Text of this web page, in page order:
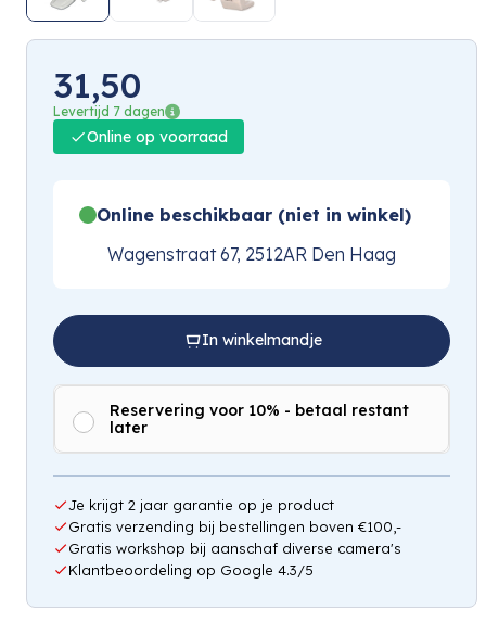
31,50
Levertijd 7 dagen
Online op voorraad
Online beschikbaar (niet in winkel)
Wagenstraat 67, 2512AR Den Haag
In winkelmandje
Reservering voor 10% - betaal restant
later
Je krijgt 2 jaar garantie op je product
Gratis verzending bij bestellingen boven €100,-
Gratis workshop bij aanschaf diverse camera's
Klantbeoordeling op Google 4.3/5